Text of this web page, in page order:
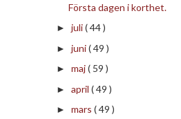
Första dagen i korthet.
► juli( 44 )
► juni( 49 )
► maj( 59 )
► april ( 49 )
► mars ( 49 )